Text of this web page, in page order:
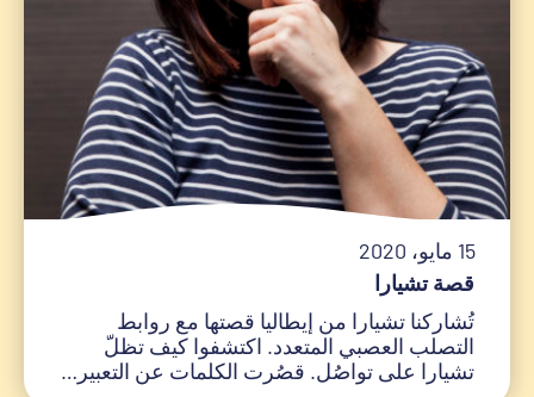
قصة تشيارا
15 مايو، 2020
تُشاركنا تشيارا من إيطاليا قصتها مع روابط
التصلب العصبي المتعدد. اكتشفوا كيف تظلّ
تشيارا على تواصُل. قصُرت الكلمات عن التعبير…